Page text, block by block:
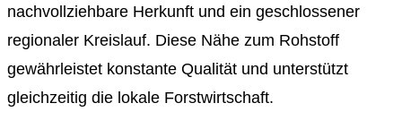
nachvollziehbare Herkunft und ein geschlossener
regionaler Kreislauf. Diese Nähe zum Rohstoff
gewährleistet konstante Qualität und unterstützt
gleichzeitig die lokale Forstwirtschaft.